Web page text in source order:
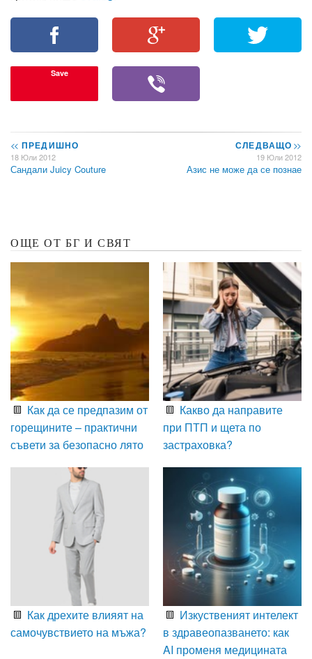
Save
<< ПРЕДИШНО
18 Юли 2012
Сандали Juicy Couture
СЛЕДВАЩО>>
19 Юли 2012
Азис не може да се познае
ОЩЕ ОТ БГ И СВЯТ
Как да се предпазим от
горещините – практични
съвети за безопасно лято
Какво да направите
при ПТП и щета по
застраховка?
Как дрехите влияят на
самочувствието на мъжа?
Изкуственият интелект
в здравеопазването: как
AI променя медицината